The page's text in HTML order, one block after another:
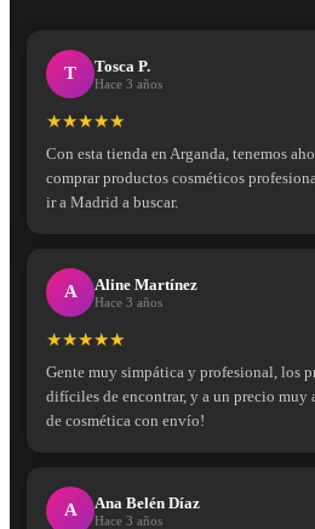
T Tosca P.
Hace 3 años
★★★★★
Con esta tienda en Arganda, tenemos
comprar productos cosméticos
ir a Madrid a buscar.
A Aline Martínez
Hace 3 años
★★★★★
Gente muy simpática y profesional, los
difíciles de encontrar, y a un precio muy
de cosmética con envío!
A Ana Belén Díaz
Hace 3 años